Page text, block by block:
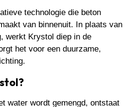
technologie die beton
van binnenuit. In plaats van
werkt Krystol diep in de
het voor een duurzame,
water wordt gemengd, ontstaat